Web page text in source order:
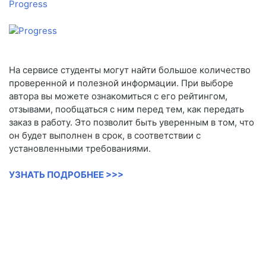
Progress
На сервисе студенты могут найти большое количество
проверенной и полезной информации. При выборе
автора вы можете ознакомиться с его рейтингом,
отзывами, пообщаться с ним перед тем, как передать
заказ в работу. Это позволит быть уверенным в том, что
он будет выполнен в срок, в соответствии с
установленными требованиями.
УЗНАТЬ ПОДРОБНЕЕ >>>